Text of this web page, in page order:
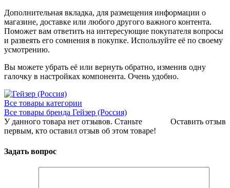
Дополнительная вкладка, для размещения информации о
магазине, доставке или любого другого важного контента.
Поможет вам ответить на интересующие покупателя вопросы
и развеять его сомнения в покупке. Используйте её по своему
усмотрению.
Вы можете убрать её или вернуть обратно, изменив одну
галочку в настройках компонента. Очень удобно.
Все товары категории
Все товары бренда Гейзер (Россия)
Оставить отзыв
У данного товара нет отзывов. Станьте
первым, кто оставил отзыв об этом товаре!
Задать вопрос